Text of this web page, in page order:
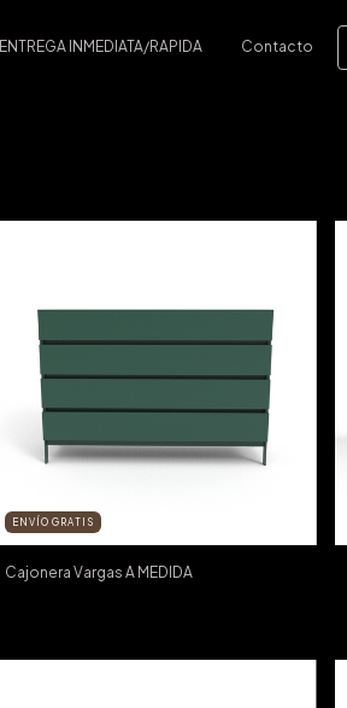
ENTREGA INMEDIATA/RAPIDA Contacto
ENVÍO GRATIS
Cajonera Vargas A MEDIDA